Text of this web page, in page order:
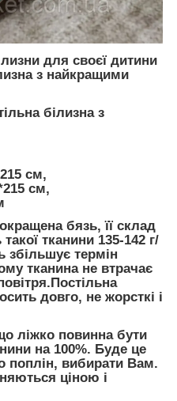
для своєї дитини
з найкращими
білизна з
см,
см,
бязь, її склад
тканини 135-142 г/
збільшує термін
тканина не втрачає
довго, не жорсткі і
ліжко повинна бути
на 100%. Буде це
поплін, вибирати Вам.
ціною і